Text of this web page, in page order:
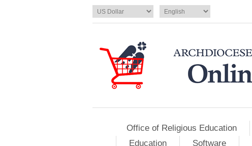
Office of Religious Education
Education
Software